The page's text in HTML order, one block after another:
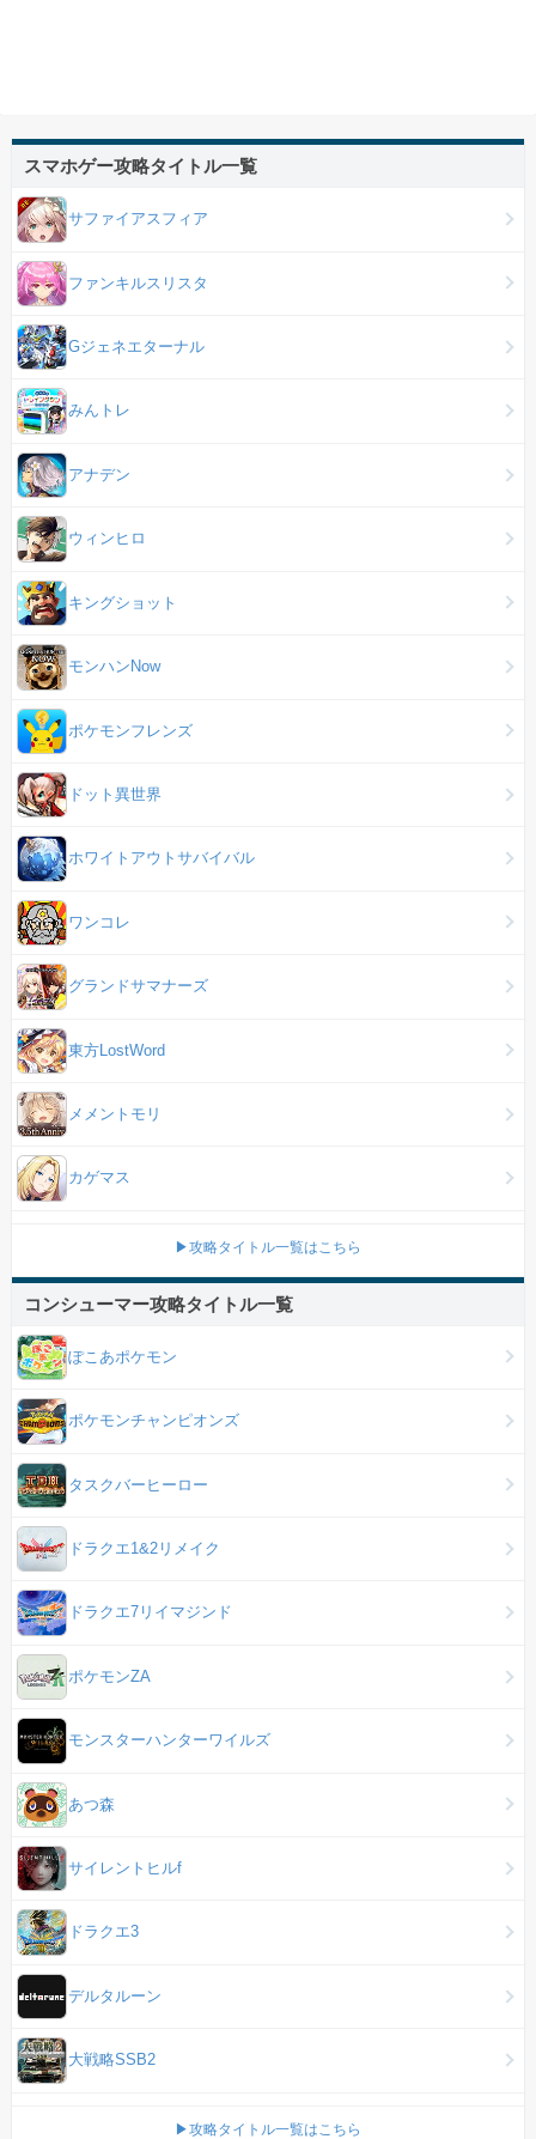
スマホゲー攻略タイトル一覧
サファイアスフィア
ファンキルスリスタ
Gジェネエターナル
みんトレ
アナデン
ウィンヒロ
キングショット
モンハンNow
ポケモンフレンズ
ドット異世界
ホワイトアウトサバイバル
ワンコレ
グランドサマナーズ
東方LostWord
メメントモリ
カゲマス
▶攻略タイトル一覧はこちら
コンシューマー攻略タイトル一覧
ぽこあポケモン
ポケモンチャンピオンズ
タスクバーヒーロー
ドラクエ1&2リメイク
ドラクエ7リイマジンド
ポケモンZA
モンスターハンターワイルズ
あつ森
サイレントヒルf
ドラクエ3
デルタルーン
大戦略SSB2
▶攻略タイトル一覧はこちら